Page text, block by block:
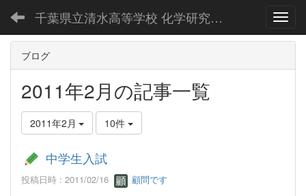
千葉県立清水高等学校 化学研究部公式Webページ
ブログ
2011年2月の記事一覧
2011年2月 10件
中学生入試
投稿日時 : 2011/02/16 顧問です